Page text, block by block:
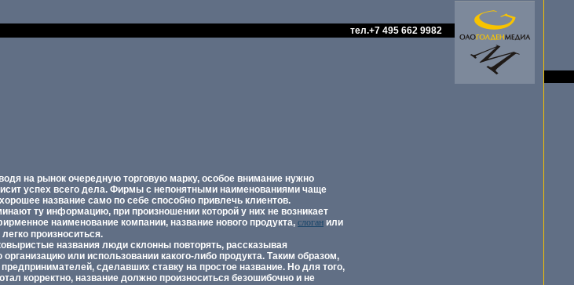
тел.+7 495 662 9982
на рынок очередную торговую марку, особое внимание нужно
успех всего дела. Фирмы с непонятными наименованиями чаще
название само по себе способно привлечь клиентов.
ту информацию, при произношении которой у них не возникает
наименование компании, название нового продукта, слоган или
произноситься.
названия люди склонны повторять, рассказывая
или использовании какого-либо продукта. Таким образом,
сделавших ставку на простое название. Но для того,
корректно, название должно произноситься безошибочно и не